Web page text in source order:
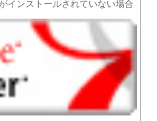
インストールされていない場合